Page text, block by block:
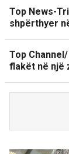
Top News-
shpërthyer
Top
flakët në një